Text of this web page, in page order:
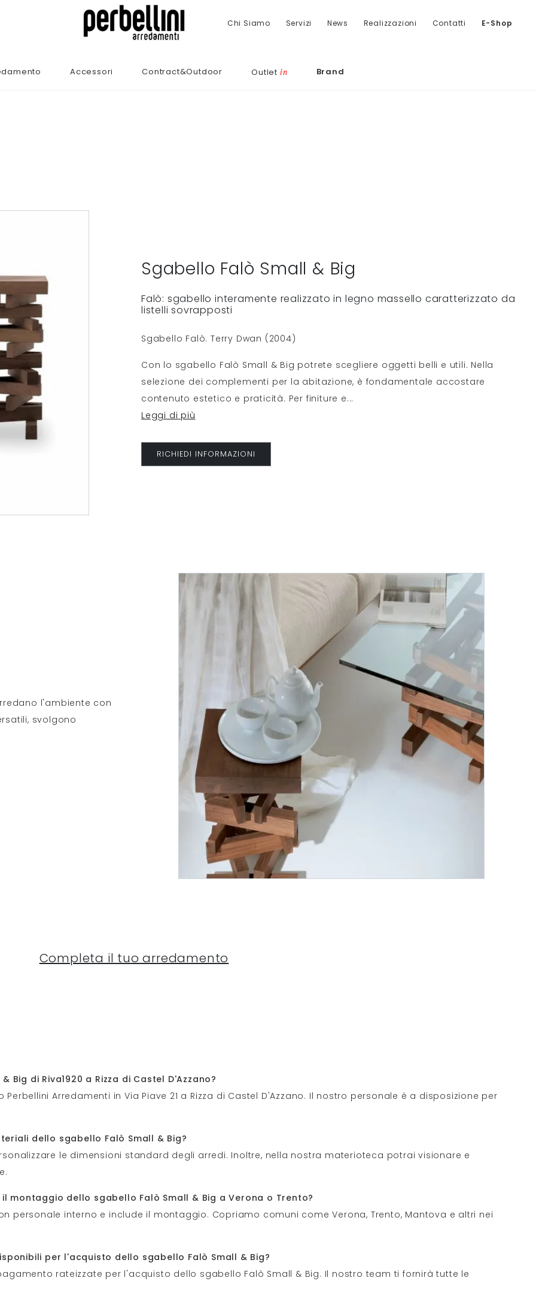
Chi Siamo Servizi News Realizzazioni Contatti E-Shop
Accessori Contract&Outdoor Outlet in Brand
Sgabello Falò Small & Big
Falò: sgabello interamente realizzato in legno massello caratterizzato da
listelli sovrapposti
Sgabello Falò: Terry Dwan (2004)
Con lo sgabello Falò Small & Big potrete scegliere oggetti belli e utili. Nella
selezione dei complementi per la abitazione, è fondamentale accostare
contenuto estetico e praticità. Per finiture e...
Leggi di più
RICHIEDI INFORMAZIONI
l'ambiente con
svolgono
Completa il tuo arredamento
di Riva1920 a Rizza di Castel D'Azzano?
Arredamenti in Via Piave 21 a Rizza di Castel D'Azzano. Il nostro personale è a disposizione per
dello sgabello Falò Small & Big?
le dimensioni standard degli arredi. Inoltre, nella nostra materioteca potrai visionare e
montaggio dello sgabello Falò Small & Big a Verona o Trento?
personale interno e include il montaggio. Copriamo comuni come Verona, Trento, Mantova e altri nei
per l'acquisto dello sgabello Falò Small & Big?
rateizzate per l'acquisto dello sgabello Falò Small & Big. Il nostro team ti fornirà tutte le